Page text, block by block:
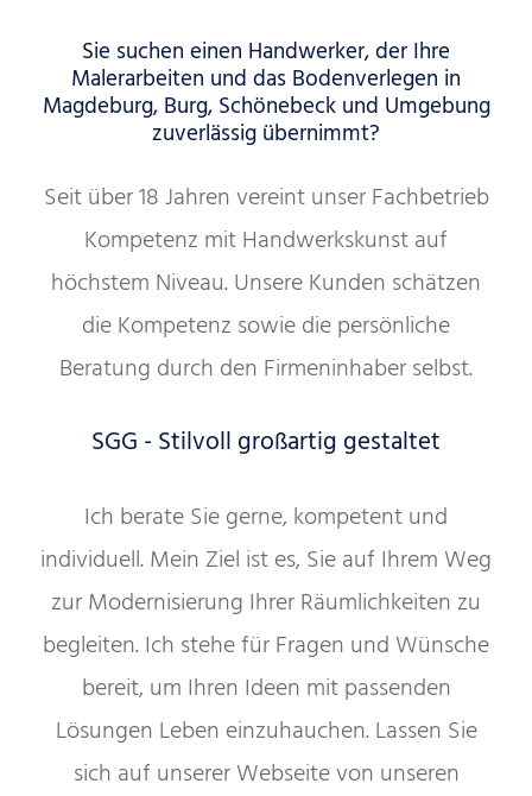
Sie suchen einen Handwerker, der Ihre
Malerarbeiten und das Bodenverlegen in
Magdeburg, Burg, Schönebeck und Umgebung
zuverlässig übernimmt?
Seit über 18 Jahren vereint unser Fachbetrieb
Kompetenz mit Handwerkskunst auf
höchstem Niveau. Unsere Kunden schätzen
die Kompetenz sowie die persönliche
Beratung durch den Firmeninhaber selbst.
SGG - Stilvoll großartig gestaltet
Ich berate Sie gerne, kompetent und
individuell. Mein Ziel ist es, Sie auf Ihrem Weg
zur Modernisierung Ihrer Räumlichkeiten zu
begleiten. Ich stehe für Fragen und Wünsche
bereit, um Ihren Ideen mit passenden
Lösungen Leben einzuhauchen. Lassen Sie
sich auf unserer Webseite von unseren